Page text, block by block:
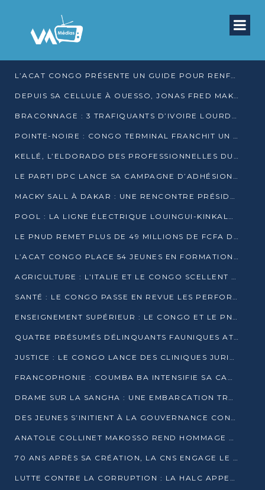
L’ACAT CONGO PRÉSENTE UN GUIDE POUR RENFORCER LES GARANTIES JUDICIAIRES EN GARDE À VUE
DEPUIS SA CELLULE À OUESSO, JONAS FRED MAKITA DÉNONCE CE QU’IL QUALIFIE DE DÉNI DE JUSTICE
BRACONNAGE : 3 TRAFIQUANTS D’IVOIRE LOURDEMENT CONDAMNÉS À DJAMBALA
POINTE-NOIRE : CONGO TERMINAL FRANCHIT UN CAP HISTORIQUE AVEC 99 MOUVEMENTS/HEURE
KELLÉ, L’ELDORADO DES PROFESSIONNELLES DU SEXE
LE PARTI DPC LANCE SA CAMPAGNE D’ADHÉSIONS ET VEUT STRUCTURER SA PRÉSENCE DANS LES 15 DÉPARTEMENTS
MACKY SALL À DAKAR : UNE RENCONTRE PRÉSIDENTIELLE QUI DIVISE L’OPINION SÉNÉGALAISE
POOL : LA LIGNE ÉLECTRIQUE LOUINGUI-KINKALA-BOKO MISE EN SERVICE
LE PNUD REMET PLUS DE 49 MILLIONS DE FCFA D’ÉQUIPEMENTS POUR ACCÉLÉRER LA NUMÉRISATION DU SYSTÈME DE SANTÉ
L’ACAT CONGO PLACE 54 JEUNES EN FORMATION PROFESSIONNELLE
AGRICULTURE : L’ITALIE ET LE CONGO SCELLENT UN PARTENARIAT POUR UNE PRODUCTION LOCALE DURABLE
SANTÉ : LE CONGO PASSE EN REVUE LES PERFORMANCES DE SES HÔPITAUX À MI-PARCOURS
ENSEIGNEMENT SUPÉRIEUR : LE CONGO ET LE PNUD VEULENT RAPPROCHER LA FORMATION UNIVERSITAIRE DES BESOINS DU MARCHÉ DE L’EMPLOI
QUATRE PRÉSUMÉS DÉLINQUANTS FAUNIQUES ATTENDUS DEVANT LA JUSTICE POUR TRAFIC D’IVOIRE
JUSTICE : LE CONGO LANCE DES CLINIQUES JURIDIQUES POUR RAPPROCHER LE DROIT DES CITOYENS
FRANCOPHONIE : COUMBA BA INTENSIFIE SA CAMPAGNE POUR LA SUCCESSION À LA TÊTE DE L’OIF
DRAME SUR LA SANGHA : UNE EMBARCATION TRANSPORTANT DES FIDÈLES DE « NZAMBÉ YA L’HUILE » FAIT NAUFRAGE À OUESSO
DES JEUNES S’INITIENT À LA GOUVERNANCE CONTINENTALE À BRAZZAVILLE
ANATOLE COLLINET MAKOSSO REND HOMMAGE À JEAN-PAUL PIGASSE
70 ANS APRÈS SA CRÉATION, LA CNS ENGAGE LE VIRAGE DE LA DIGITALISATION
LUTTE CONTRE LA CORRUPTION : LA HALC APPELLE À PASSER DES DISCOURS AUX ACTES